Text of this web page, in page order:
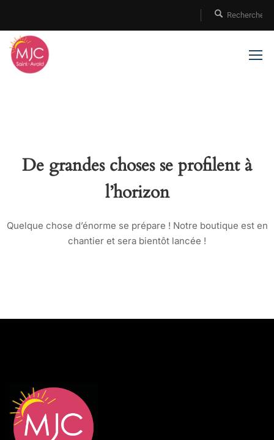
De grandes choses se profilent à
l’horizon
Quelque chose d’énorme se prépare ! Notre boutique est en
chantier et sera bientôt lancée !